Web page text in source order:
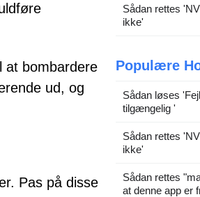
at bombardere
ud, og
Pas på disse
Sådan rettes
ikke'
Populære
Sådan løses
tilgængelig '
Sådan rettes
ikke'
Sådan rettes
at denne app er